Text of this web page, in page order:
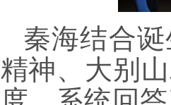
秦海结合
精神、大别